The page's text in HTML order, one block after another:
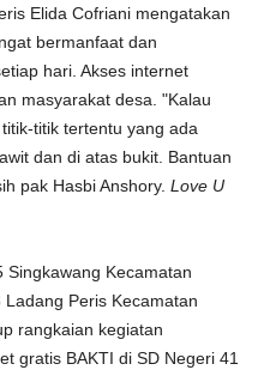
Elida Cofriani mengatakan
bermanfaat dan
hari. Akses internet
masyarakat desa. "Kalau
titik tertentu yang ada
dan di atas bukit. Bantuan
pak Hasbi Anshory. Love U
Singkawang Kecamatan
Peris Kecamatan
rangkaian kegiatan
gratis BAKTI di SD Negeri 41